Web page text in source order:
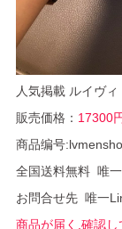
人気掲載 ルイヴ
販売価格： 17300
商品编号
全国送料無料 唯
お問合せ先 唯一
商品が届く,確認